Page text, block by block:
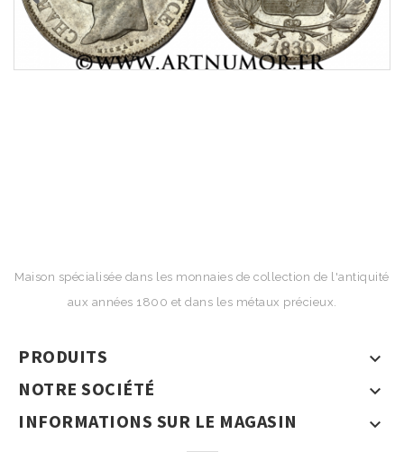
Maison spécialisée dans les monnaies de collection de l'antiquité
aux années 1800 et dans les métaux précieux.
PRODUITS 
NOTRE SOCIÉTÉ 
INFORMATIONS SUR LE MAGASIN 